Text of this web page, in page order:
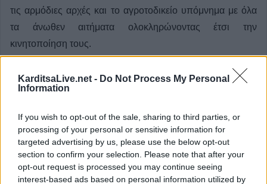
KarditsaLive.net - Do Not Process My Personal
Information
If you wish to opt-out of the sale, sharing to third parties, or
processing of your personal or sensitive information for
targeted advertising by us, please use the below opt-out
section to confirm your selection. Please note that after your
opt-out request is processed you may continue seeing
interest-based ads based on personal information utilized by
τις αρμόδιες αρχές και το αγροτοδικείο υπόμνημα με όλα
τα άνωθεν αιτήματα ολοκληρώνοντας έτσι την
κινητοποίηση τους.